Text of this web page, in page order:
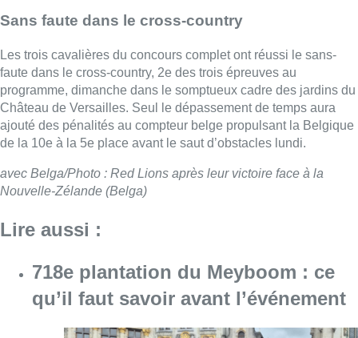
Sans faute dans le cross-country
Les trois cavalières du concours complet ont réussi le sans-
faute dans le cross-country, 2e des trois épreuves au
programme, dimanche dans le somptueux cadre des jardins du
Château de Versailles. Seul le dépassement de temps aura
ajouté des pénalités au compteur belge propulsant la Belgique
de la 10e à la 5e place avant le saut d’obstacles lundi.
avec Belga/Photo : Red Lions après leur victoire face à la
Nouvelle-Zélande (Belga)
Lire aussi :
718e plantation du Meyboom : ce
qu’il faut savoir avant l’événement